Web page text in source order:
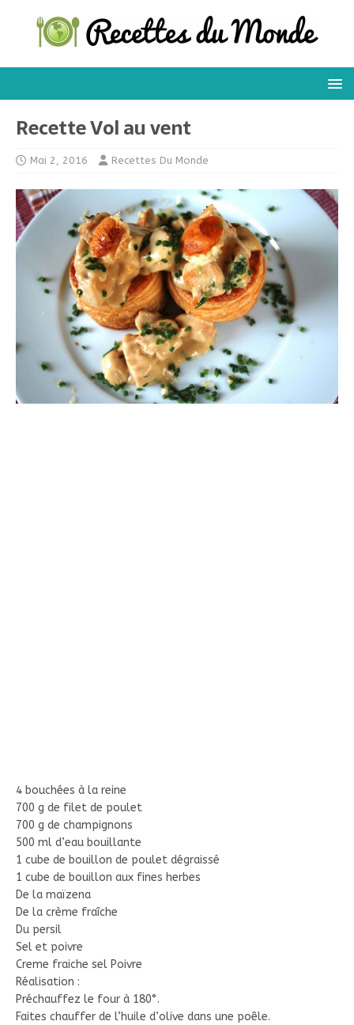
Recette Vol au vent
Mai 2, 2016 Recettes Du Monde
4 bouchées à la reine
700 g de filet de poulet
700 g de champignons
500 ml d’eau bouillante
1 cube de bouillon de poulet dégraissé
1 cube de bouillon aux fines herbes
De la maïzena
De la crème fraîche
Du persil
Sel et poivre
Creme fraiche sel Poivre
Réalisation :
Préchauffez le four à 180°.
Faites chauffer de l’huile d’olive dans une poêle.